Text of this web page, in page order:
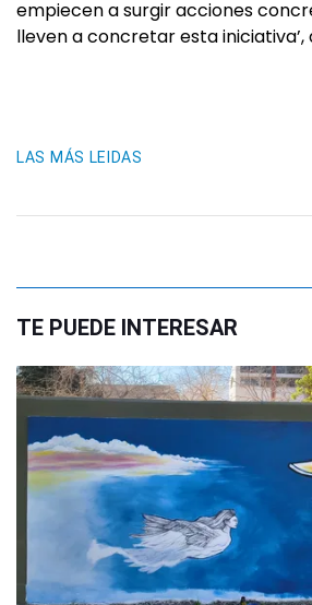
empiecen a surgir acciones
lleven a concretar esta iniciativa’,
LAS MÁS LEIDAS
TE PUEDE INTERESAR